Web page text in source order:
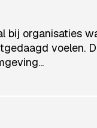
bij organisaties
voelen.